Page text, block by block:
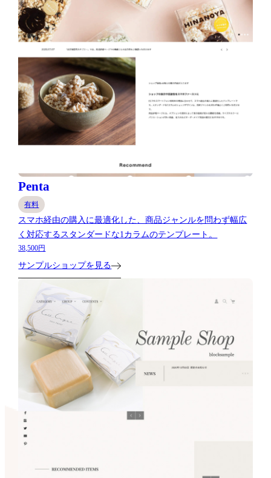
Penta
有料
スマホ経由の購入に最適化した、商品ジャンルを問わず幅広
く対応するスタンダードな1カラムのテンプレート。
38,500円
サンプルショップを見る